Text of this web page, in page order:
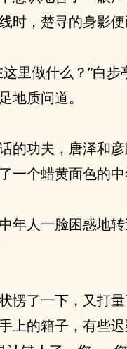
时，楚寻的身影便
里做什么？”白步
地质问道。
的功夫，唐泽和
一个蜡黄面色的中
年人一脸困惑地
愣了一下，又打
上的箱子，有些